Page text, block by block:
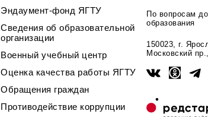
Эндаумент-фонд ЯГТУ
Сведения об образовательной
организации
Военный учебный центр
Оценка качества работы ЯГТУ
Обращения граждан
Противодействие коррупции
По вопросам
образования
150023, г.
Московский